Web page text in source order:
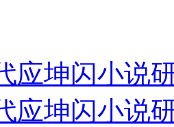
应坤闪小说
应坤闪小说